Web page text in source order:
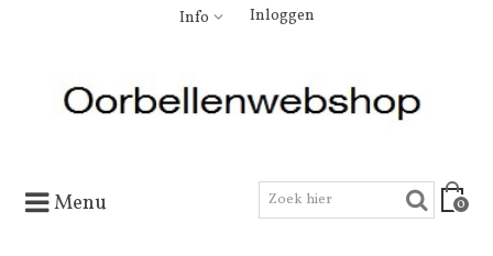
Info Inloggen
Menu 0